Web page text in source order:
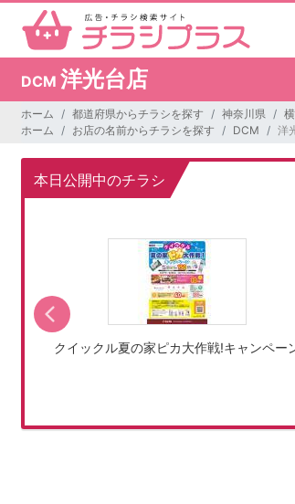
DCM 洋光台店
ホーム 都道府県からチラシを探す 神奈川県
ホーム
お店の名前からチラシを探す DCM 洋
本日公開中のチラシ
クイックル夏の家ピカ大作戦!キャンペー